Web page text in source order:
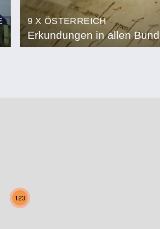
9 X ÖSTERREICH
Erkundungen in allen
123